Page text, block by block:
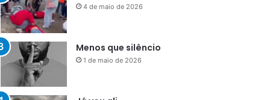
Caloteira em fuga
Monster é monstro